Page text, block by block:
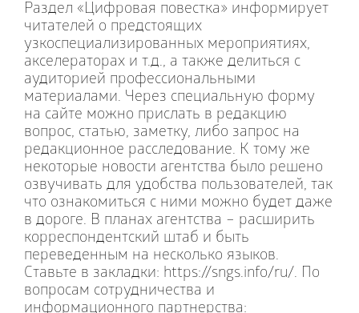
Раздел «Цифровая повестка» информирует
читателей о предстоящих
узкоспециализированных мероприятиях,
акселераторах и т.д., а также делиться с
аудиторией профессиональными
материалами. Через специальную форму
на сайте можно прислать в редакцию
вопрос, статью, заметку, либо запрос на
редакционное расследование. К тому же
некоторые новости агентства было решено
озвучивать для удобства пользователей, так
что ознакомиться с ними можно будет даже
в дороге. В планах агентства – расширить
корреспондентский штаб и быть
переведенным на несколько языков.
Ставьте в закладки: https://sngs.info/ru/. По
вопросам сотрудничества и